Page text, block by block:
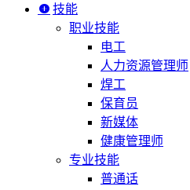
技能
职业技能
电工
人力资源管理师
焊工
保育员
新媒体
健康管理师
专业技能
普通话